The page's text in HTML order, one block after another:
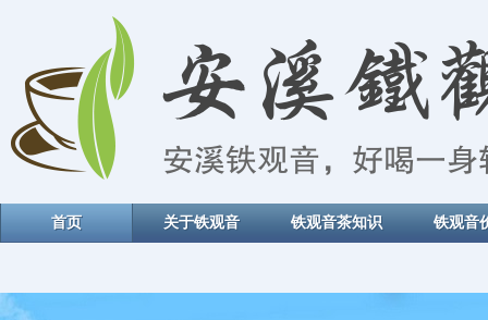
首页 关于铁观音 铁观音茶知识 铁观音